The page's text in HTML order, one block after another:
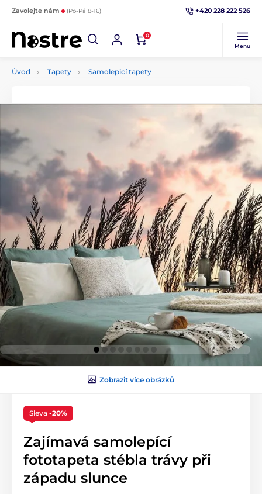
Zavolejte nám (Po-Pá 8-16) +420 228 222 526
0
Menu
Úvod Tapety Samolepicí tapety
Zobrazit více obrázků
Sleva -20%
Zajímavá samolepící
fototapeta stébla trávy při
západu slunce